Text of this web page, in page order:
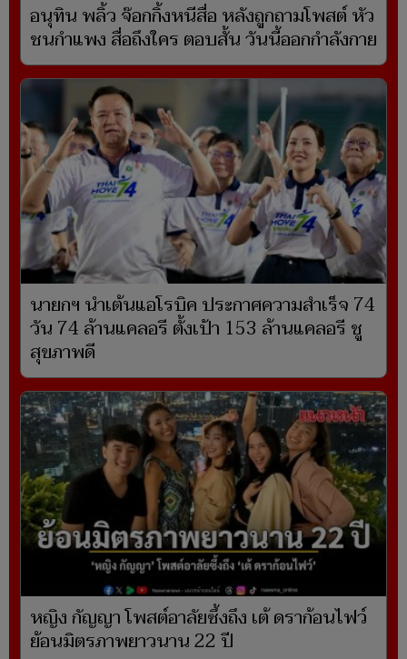
อนุทิน พลิ้ว จ๊อกกิ้งหนีสื่อ หลังถูกถามโพสต์ หัว
ชนกำแพง สื่อถึงใคร ตอบสั้น วันนี้ออกกำลังกาย
นายกฯ นำเต้นแอโรบิค ประกาศความสำเร็จ 74
วัน 74 ล้านแคลอรี ตั้งเป้า 153 ล้านแคลอรี ชู
สุขภาพดี
หญิง กัญญา โพสต์อาลัยซึ้งถึง เต้ ดราก้อนไฟว์
ย้อนมิตรภาพยาวนาน 22 ปี